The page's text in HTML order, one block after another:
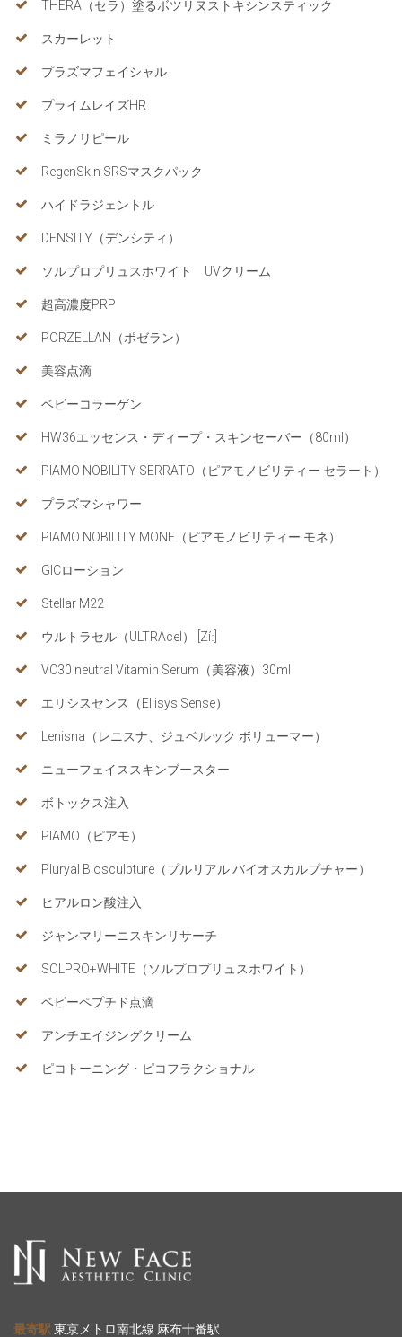
THERA（セラ）塗るボツリヌストキシンスティック
スカーレット
プラズマフェイシャル
プライムレイズHR
ミラノリピール
RegenSkin SRSマスクパック
ハイドラジェントル
DENSITY（デンシティ）
ソルプロプリュスホワイト UVクリーム
超高濃度PRP
PORZELLAN（ポゼラン）
美容点滴
ベビーコラーゲン
HW36エッセンス・ディープ・スキンセーバー（80ml）
PIAMO NOBILITY SERRATO（ピアモノビリティー セラート）
プラズマシャワー
PIAMO NOBILITY MONE（ピアモノビリティー モネ）
GICローション
Stellar M22
ウルトラセル（ULTRAcel） [Zíː]
VC30 neutral Vitamin Serum（美容液）30ml
エリシスセンス（Ellisys Sense）
Lenisna（レニスナ、ジュベルック ボリューマー）
ニューフェイススキンブースター
ボトックス注入
PIAMO（ピアモ）
Pluryal Biosculpture（プルリアル バイオスカルプチャー）
ヒアルロン酸注入
ジャンマリーニスキンリサーチ
SOLPRO+WHITE（ソルプロプリュスホワイト）
ベビーペプチド点滴
アンチエイジングクリーム
ピコトーニング・ピコフラクショナル
最寄駅 東京メトロ南北線 麻布十番駅